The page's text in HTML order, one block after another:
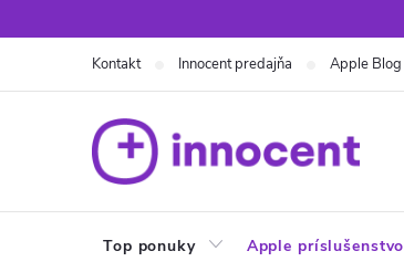
na
Kontakt Innocent predajňa Apple Blog
Top ponuky Apple príslušenstvo